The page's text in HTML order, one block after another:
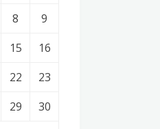
8
9
15
16
22
23
29
30